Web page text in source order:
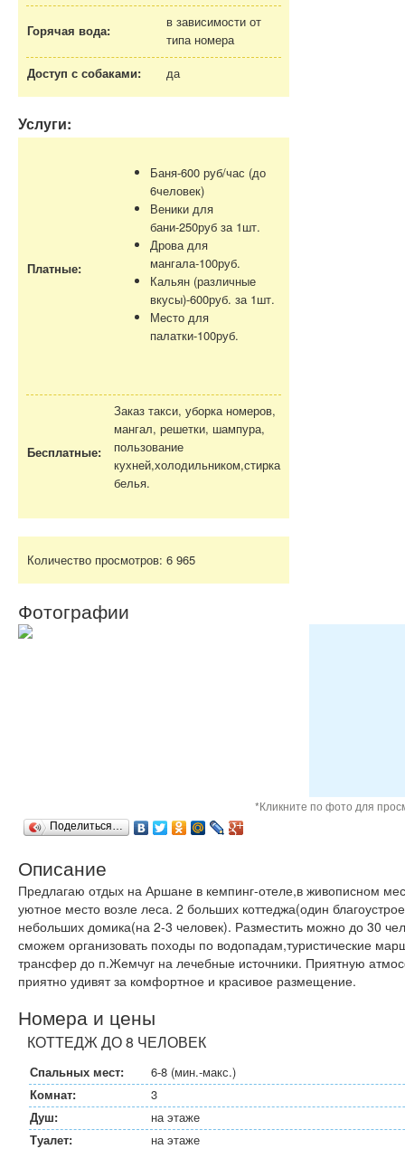
Горячая вода:
в зависимости от
типа номера
Доступ с собаками:
да
Услуги:
Платные:
Баня-600 руб/час (до
6человек)
Веники для
бани-250руб за 1шт.
Дрова для
мангала-100руб.
Кальян (различные
вкусы)-600руб. за 1шт.
Место для
палатки-100руб.
Бесплатные:
Заказ такси, уборка номеров,
мангал, решетки, шампура,
пользование
кухней,холодильником,стирка
белья.
Количество просмотров: 6 965
Фотографии
*Кликните по фото для
Поделиться…
Описание
Предлагаю отдых на Аршане в кемпинг-отеле,в живописном
уютное место возле леса. 2 больших коттеджа(один
небольших домика(на 2-3 человек). Разместить можно до 30
сможем организовать походы по водопадам,туристические
трансфер до п.Жемчуг на лечебные источники. Приятную
приятно удивят за комфортное и красивое размещение.
Номера и цены
КОТТЕДЖ ДО 8 ЧЕЛОВЕК
Спальных мест:
6-8 (мин.-макс.)
Комнат:
3
Душ:
на этаже
Туалет:
на этаже